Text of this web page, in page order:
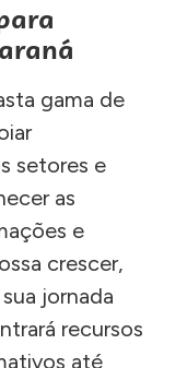
gama de
setores e
as
e
crescer,
jornada
recursos
até